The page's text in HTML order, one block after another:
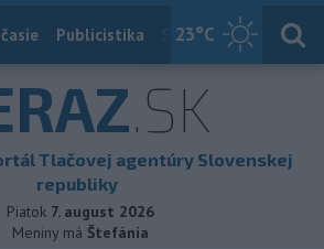
23°C
Publicistika Slovensko
.SK
Tlačovej agentúry Slovenskej
republiky
Piatok 7. august 2026
Meniny má Štefánia